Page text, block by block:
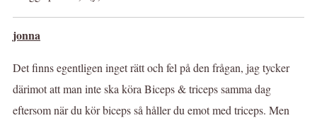
jonna
Det finns egentligen inget rätt och fel på den frågan, jag tycker
därimot att man inte ska köra Biceps & triceps samma dag
eftersom när du kör biceps så håller du emot med triceps. Men